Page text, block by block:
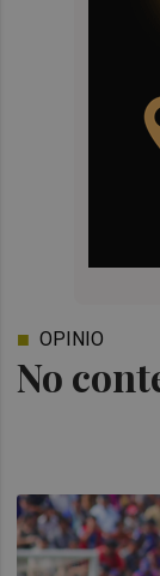
No
OPINIO